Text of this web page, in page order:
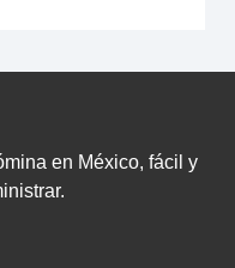
en México, fácil y